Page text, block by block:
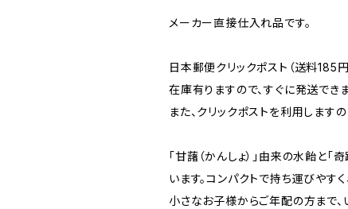
メーカー直接仕入れ品です。
日本郵便クリックポスト（送料185円
在庫有りますので、すぐに発送できま
また、クリックポストを利用します
「甘藷（かんしょ）」由来の水飴と
います。コンパクトで持ち運びやす
小さなお子様からご年配の方まで、